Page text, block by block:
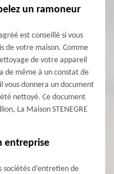
un ramoneur
est conseillé si vous
de votre maison. Comme
de votre appareil
de même à un constat de
vous donnera un document
nettoyé. Ce document
La Maison STENEGRE
entreprise
sociétés d’entretien de